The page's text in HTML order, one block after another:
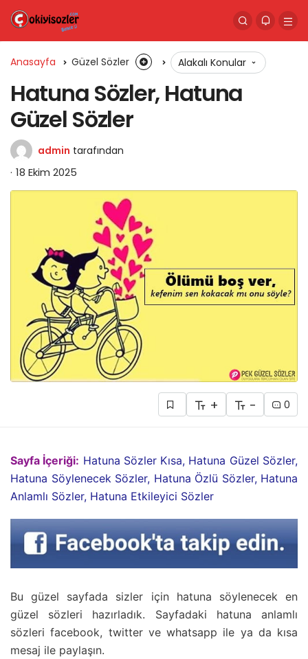
Anasayfa Güzel Sözler Alakalı Konular
Hatuna Sözler, Hatuna
Güzel Sözler
admin tarafından
18 Ekim 2025
+ - 0
Sayfa İçeriği: Hatuna Sözler Kısa, Hatuna Güzel Sözler,
Hatuna Söylenecek Sözler, Hatuna Özlü Sözler, Hatuna
Anlamlı Sözler, Hatuna Etkileyici Sözler
Bu güzel sayfada sizler için hatuna söylenecek en
güzel sözleri hazırladık. Sayfadaki hatuna anlamlı
sözleri facebook, twitter ve whatsapp ile ya da kısa
mesaj ile paylaşın.